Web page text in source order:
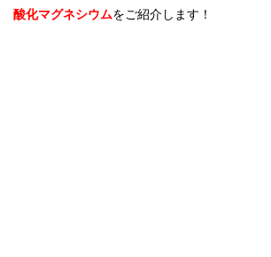
酸化マグネシウムをご紹介します！